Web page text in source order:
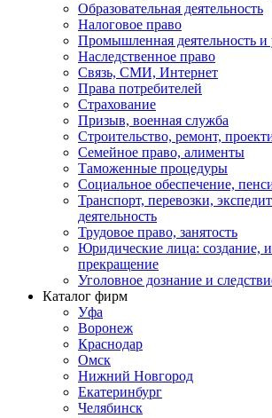
Образовательная деятельность
Налоговое право
Промышленная деятельность и
Наследственное право
Связь, СМИ, Интернет
Права потребителей
Страхование
Призыв, военная служба
Строительство, ремонт,
Семейное право, алименты
Таможенные процедуры
Социальное обеспечение,
Транспорт, перевозки,
деятельность
Трудовое право, занятость
Юридические лица: создание,
прекращение
Уголовное дознание и
Каталог фирм
Уфа
Воронеж
Краснодар
Омск
Нижний Новгород
Екатеринбург
Челябинск